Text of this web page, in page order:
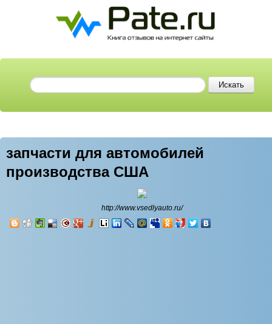
запчасти для автомобилей
производства США
http://www.vsedlyauto.ru/